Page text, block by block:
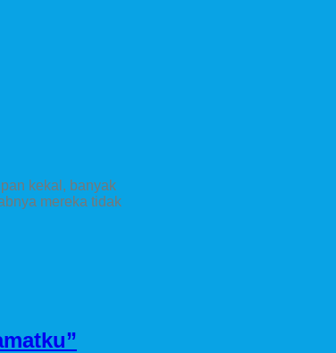
kekal, banyak
mereka tidak